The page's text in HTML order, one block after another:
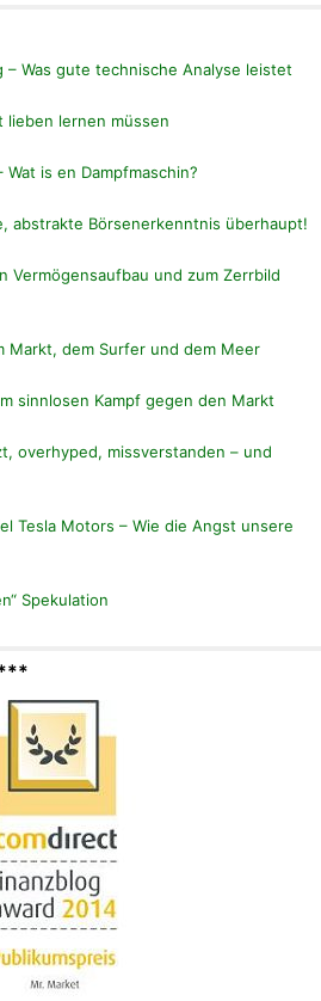
– Was gute technische Analyse leistet
lieben lernen müssen
is en Dampfmaschin?
abstrakte Börsenerkenntnis überhaupt!
Vermögensaufbau und zum Zerrbild
Markt, dem Surfer und dem Meer
sinnlosen Kampf gegen den Markt
overhyped, missverstanden – und
Tesla Motors – Wie die Angst unsere
Spekulation